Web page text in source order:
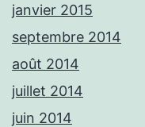
janvier 2015
septembre 2014
août 2014
juillet 2014
juin 2014